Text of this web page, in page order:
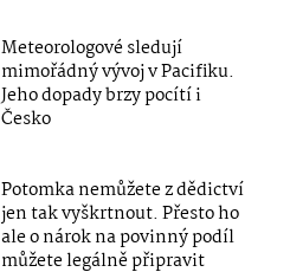
Meteorologové sledují
mimořádný vývoj v Pacifiku.
Jeho dopady brzy pocítí i
Česko
Potomka nemůžete z dědictví
jen tak vyškrtnout. Přesto ho
ale o nárok na povinný podíl
můžete legálně připravit